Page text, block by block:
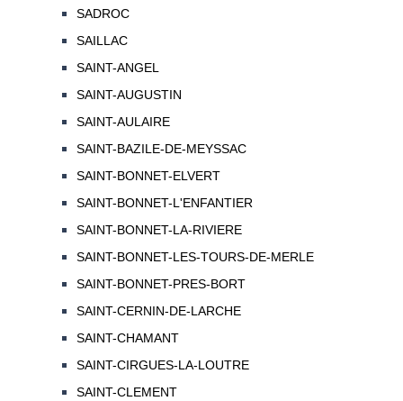
SADROC
SAILLAC
SAINT-ANGEL
SAINT-AUGUSTIN
SAINT-AULAIRE
SAINT-BAZILE-DE-MEYSSAC
SAINT-BONNET-ELVERT
SAINT-BONNET-L'ENFANTIER
SAINT-BONNET-LA-RIVIERE
SAINT-BONNET-LES-TOURS-DE-MERLE
SAINT-BONNET-PRES-BORT
SAINT-CERNIN-DE-LARCHE
SAINT-CHAMANT
SAINT-CIRGUES-LA-LOUTRE
SAINT-CLEMENT